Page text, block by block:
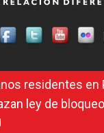
residentes en
ley de